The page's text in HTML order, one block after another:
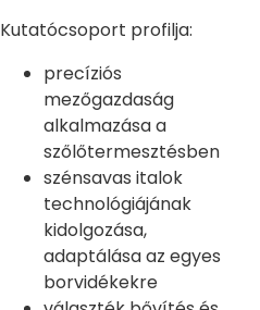
Kutatócsoport profilja:
precíziós
mezőgazdaság
alkalmazása a
szőlőtermesztésben
szénsavas italok
technológiájának
kidolgozása,
adaptálása az egyes
borvidékekre